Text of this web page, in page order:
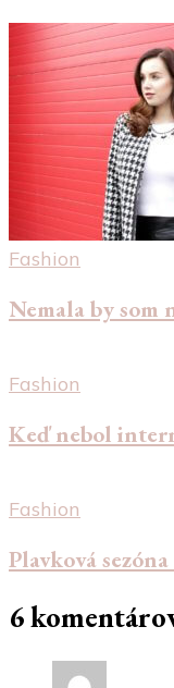
Fashion
Nemala by som
Fashion
Keď nebol
Fashion
Plavková
6